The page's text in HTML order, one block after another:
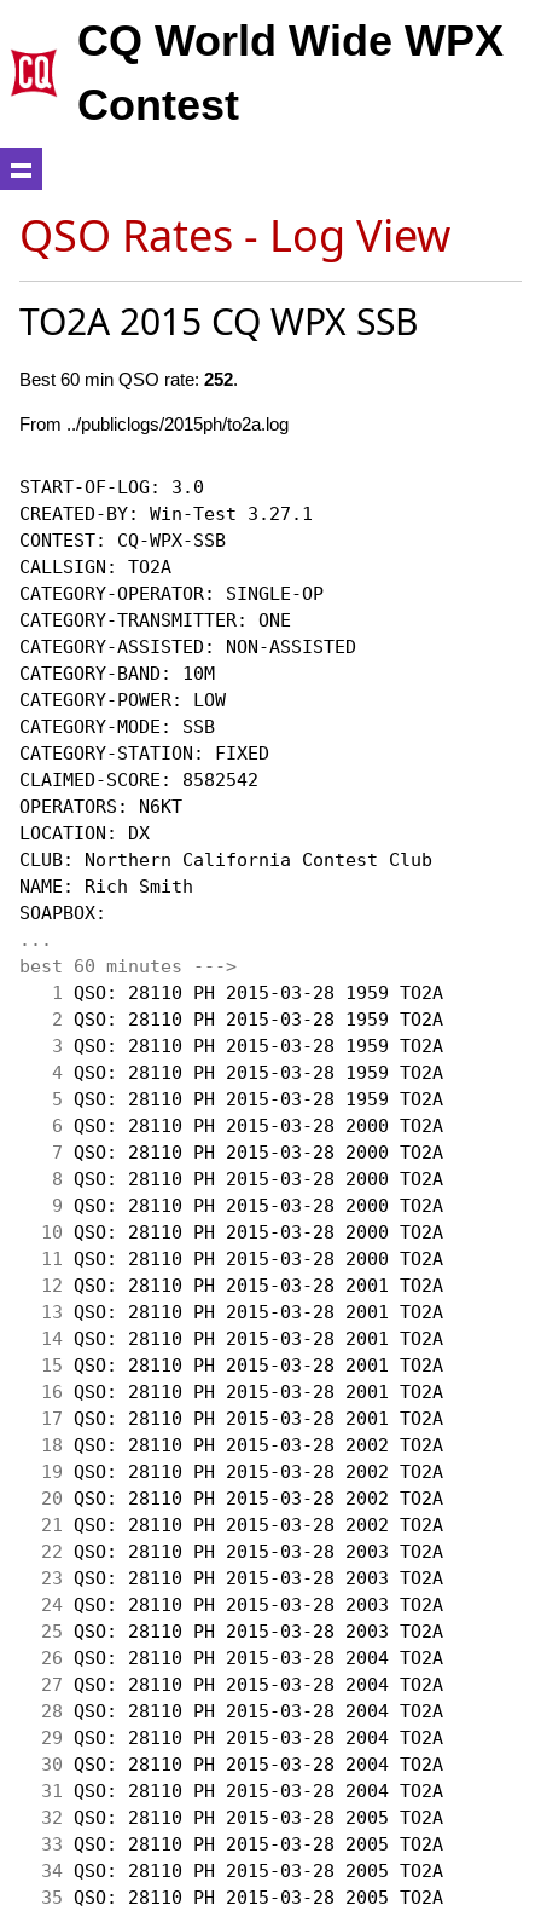
CQ World Wide WPX
Contest
QSO Rates - Log View
TO2A 2015 CQ WPX SSB
Best 60 min QSO rate: 252.
From ../publiclogs/2015ph/to2a.log
START-OF-LOG: 3.0
CREATED-BY: Win-Test 3.27.1
CONTEST: CQ-WPX-SSB
CALLSIGN: TO2A
CATEGORY-OPERATOR: SINGLE-OP
CATEGORY-TRANSMITTER: ONE
CATEGORY-ASSISTED: NON-ASSISTED
CATEGORY-BAND: 10M
CATEGORY-POWER: LOW
CATEGORY-MODE: SSB
CATEGORY-STATION: FIXED
CLAIMED-SCORE: 8582542
OPERATORS: N6KT
LOCATION: DX
CLUB: Northern California Contest Club
NAME: Rich Smith
...
best 60 minutes --->
  1
QSO: 28110 PH 2015-03-28 1959 TO2A
  2
QSO: 28110 PH 2015-03-28 1959 TO2A
  3
QSO: 28110 PH 2015-03-28 1959 TO2A
  4
QSO: 28110 PH 2015-03-28 1959 TO2A
  5
QSO: 28110 PH 2015-03-28 1959 TO2A
  6
QSO: 28110 PH 2015-03-28 2000 TO2A
  7
QSO: 28110 PH 2015-03-28 2000 TO2A
  8
QSO: 28110 PH 2015-03-28 2000 TO2A
  9
QSO: 28110 PH 2015-03-28 2000 TO2A
10 QSO: 28110 PH 2015-03-28 2000 TO2A
11
QSO: 28110 PH 2015-03-28 2000 TO2A
12 QSO: 28110 PH 2015-03-28 2001 TO2A
13 QSO: 28110 PH 2015-03-28 2001 TO2A
14 QSO: 28110 PH 2015-03-28 2001 TO2A
15 QSO: 28110 PH 2015-03-28 2001 TO2A
16 QSO: 28110 PH 2015-03-28 2001 TO2A
17 QSO: 28110 PH 2015-03-28 2001 TO2A
18 QSO: 28110 PH 2015-03-28 2002 TO2A
19 QSO: 28110 PH 2015-03-28 2002 TO2A
20 QSO: 28110 PH 2015-03-28 2002 TO2A
21
QSO: 28110 PH 2015-03-28 2002 TO2A
22 QSO: 28110 PH 2015-03-28 2003 TO2A
23 QSO: 28110 PH 2015-03-28 2003 TO2A
24 QSO: 28110 PH 2015-03-28 2003 TO2A
25 QSO: 28110 PH 2015-03-28 2003 TO2A
26 QSO: 28110 PH 2015-03-28 2004 TO2A
27 QSO: 28110 PH 2015-03-28 2004 TO2A
28 QSO: 28110 PH 2015-03-28 2004 TO2A
29 QSO: 28110 PH 2015-03-28 2004 TO2A
30 QSO: 28110 PH 2015-03-28 2004 TO2A
31
QSO: 28110 PH 2015-03-28 2004 TO2A
32 QSO: 28110 PH 2015-03-28 2005 TO2A
33 QSO: 28110 PH 2015-03-28 2005 TO2A
34 QSO: 28110 PH 2015-03-28 2005 TO2A
35 QSO: 28110 PH 2015-03-28 2005 TO2A